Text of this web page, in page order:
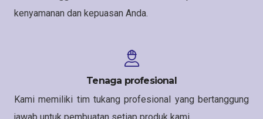
kenyamanan dan kepuasan Anda.
Tenaga profesional
Kami memiliki tim tukang profesional yang bertanggung